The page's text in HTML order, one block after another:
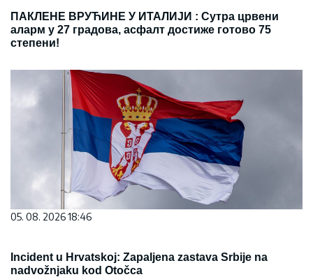
ПАКЛЕНЕ ВРУЋИНЕ У ИТАЛИЈИ : Сутра црвени
аларм у 27 градова, асфалт достиже готово 75
степени!
05. 08. 2026 18:46
Incident u Hrvatskoj: Zapaljena zastava Srbije na
nadvožnjaku kod Otočca